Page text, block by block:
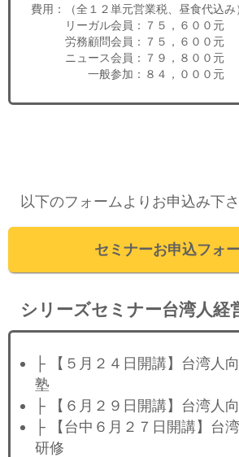
費用：（全１２単元営業税、昼食代込み
リーガル会員：７５，６００元
労務顧問会員：７５，６００元
ニュース会員：７９，８００元
一般参加：８４，０００元
以下のフォームよりお申込み下さ
セミナーお申込フォ
シリーズセミナー台湾人経
├ 【５月２４日開講】台湾人
塾
├ 【６月２９日開講】台湾人
├ 【台中６月２７日開講】台
研修